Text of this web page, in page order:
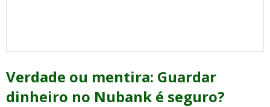
Verdade ou mentira: Guardar
dinheiro no Nubank é seguro?